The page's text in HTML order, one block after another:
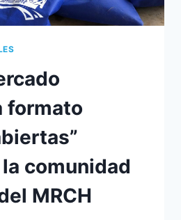
formato
comunidad
MRCH